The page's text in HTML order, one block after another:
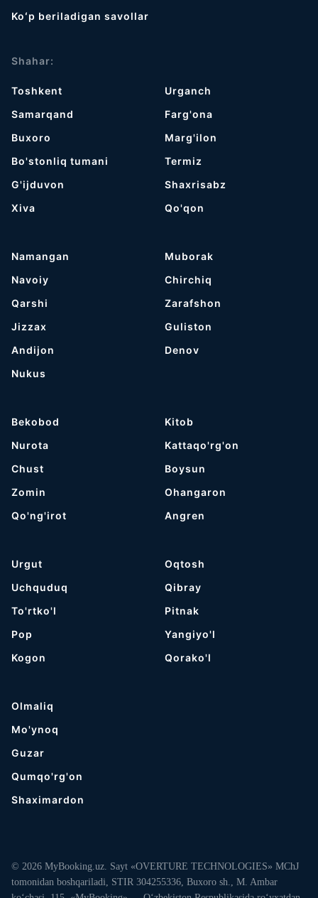
Koʻp beriladigan savollar
Shahar:
Toshkent
Samarqand
Buxoro
Bo'stonliq tumani
G'ijduvon
Хiva
Urganch
Farg'ona
Marg'ilon
Termiz
Shaxrisabz
Qo'qon
Namangan
Navoiy
Qarshi
Jizzax
Andijon
Nukus
Muborak
Chirchiq
Zarafshon
Guliston
Denov
Bekobod
Nurota
Chust
Zomin
Qo'ng'irot
Kitob
Kattaqo'rg'on
Boysun
Ohangaron
Angren
Urgut
Uchquduq
To'rtko'l
Pop
Kogon
Oqtosh
Qibray
Pitnak
Yangiyo'l
Qorako'l
Olmaliq
Mo'ynoq
Guzar
Qumqo'rg'on
Shaximardon
© 2026 MyBooking.uz. Sayt «OVERTURE TECHNOLOGIES» MChJ
tomonidan boshqariladi, STIR 304255336, Buxoro sh., M. Ambar